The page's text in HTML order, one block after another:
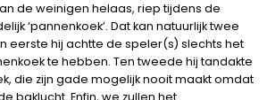
de weinigen helaas, riep tijdens de
‘pannenkoek’. Dat kan natuurlijk twee
eerste hij achtte de speler(s) slechts het
te hebben. Ten tweede hij tandakte
die zijn gade mogelijk nooit maakt omdat